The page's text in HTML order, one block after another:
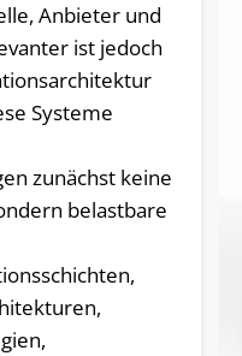
Anbieter und
ist jedoch
Systeme
zunächst keine
belastbare